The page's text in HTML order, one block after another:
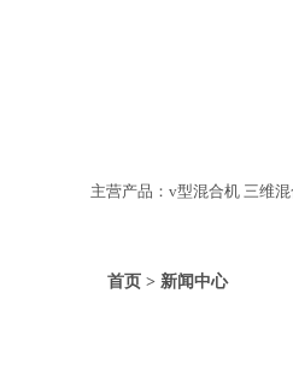
主营产品：v型混合机 三维
首页 > 新闻中心